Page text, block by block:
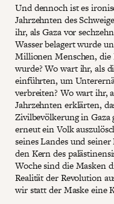
Und dennoch ist es
Jahrzehnten des
ihr, als Gaza vor
Wasser belagert wurde
Millionen Menschen, die
wurde? Wo wart ihr, als
einführten, um
verbreiten? Wo wart ihr,
Jahrzehnten erklärten,
Zivilbevölkerung in
erneut ein Volk
seines Landes und
den Kern des
Woche sind die Masken
Realität der Revolution
wir statt der Maske eine